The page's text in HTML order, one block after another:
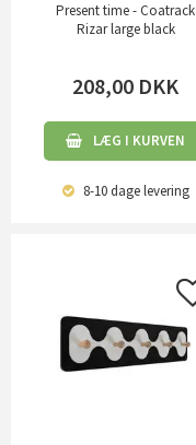
Present time - Coatrack
Rizar large black
208,00 DKK
LÆG I KURVEN
8-10 dagelevering